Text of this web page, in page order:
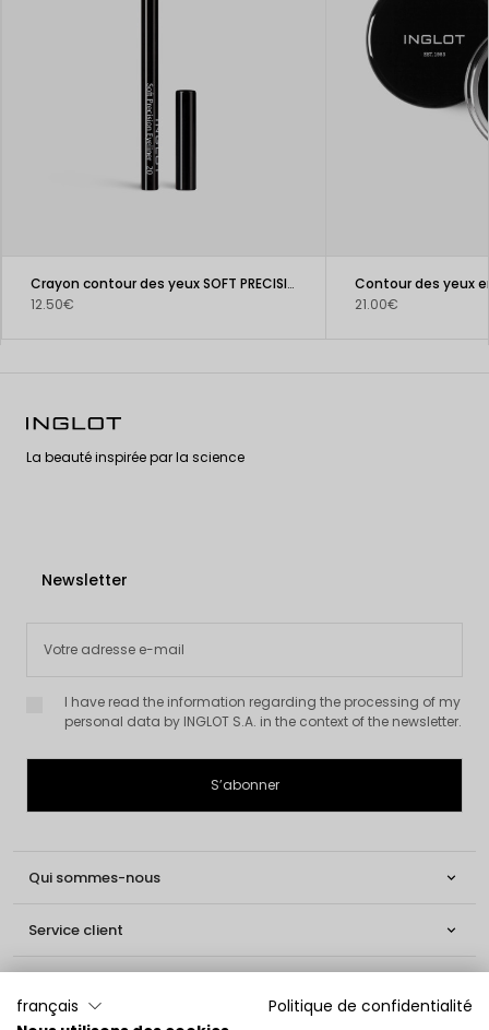
Crayon contour des yeux SOFT PRECISION
12.50€
Contour des yeux
21.00€
La beauté inspirée par la science
Newsletter
I have read the information regarding the processing of my
personal data by INGLOT S.A. in the context of the newsletter.
Qui sommes-nous 
Service client 
français
Politique de confidentialité